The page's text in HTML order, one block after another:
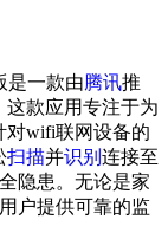
是一款由腾讯推
这款应用专注于为
对wifi联网设备的
扫描并 识别连接至
隐患。无论是家
户提供可靠的监